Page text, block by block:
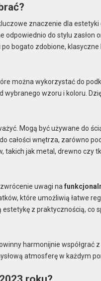
znaczenie dla estetyki
do stylu zasłon
bogato zdobione,
można wykorzystać do
wzoru i koloru.
Mogą być używane do
całości wnętrza, zarówno
jak metal, drewno czy
uwagi na
które umożliwią łatwe
z praktycznością, co
harmonijnie współgrać
atmosferę w każdym